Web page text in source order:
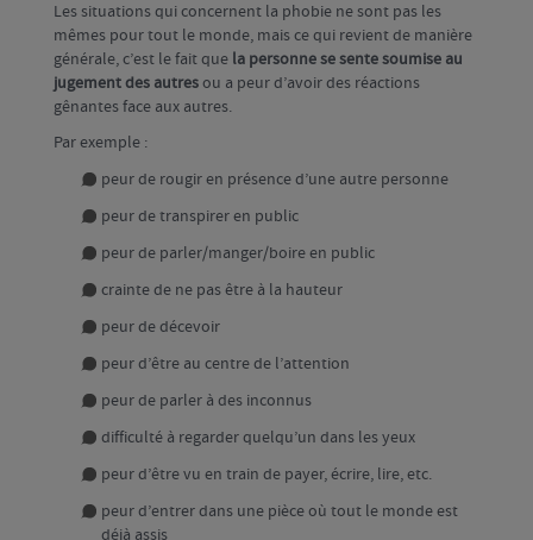
Les situations qui concernent la phobie ne sont pas les
mêmes pour tout le monde, mais ce qui revient de manière
générale, c’est le fait que la personne se sente soumise au
jugement des autresou a peur d’avoir des réactions
gênantes face aux autres.
Par exemple :
peur de rougir en présence d’une autre personne
peur de transpirer en public
peur de parler/manger/boire en public
crainte de ne pas être à la hauteur
peur de décevoir
peur d’être au centre de l’attention
peur de parler à des inconnus
difficulté à regarder quelqu’un dans les yeux
peur d’être vu en train de payer, écrire, lire, etc.
peur d’entrer dans une pièce où tout le monde est
déjà assis